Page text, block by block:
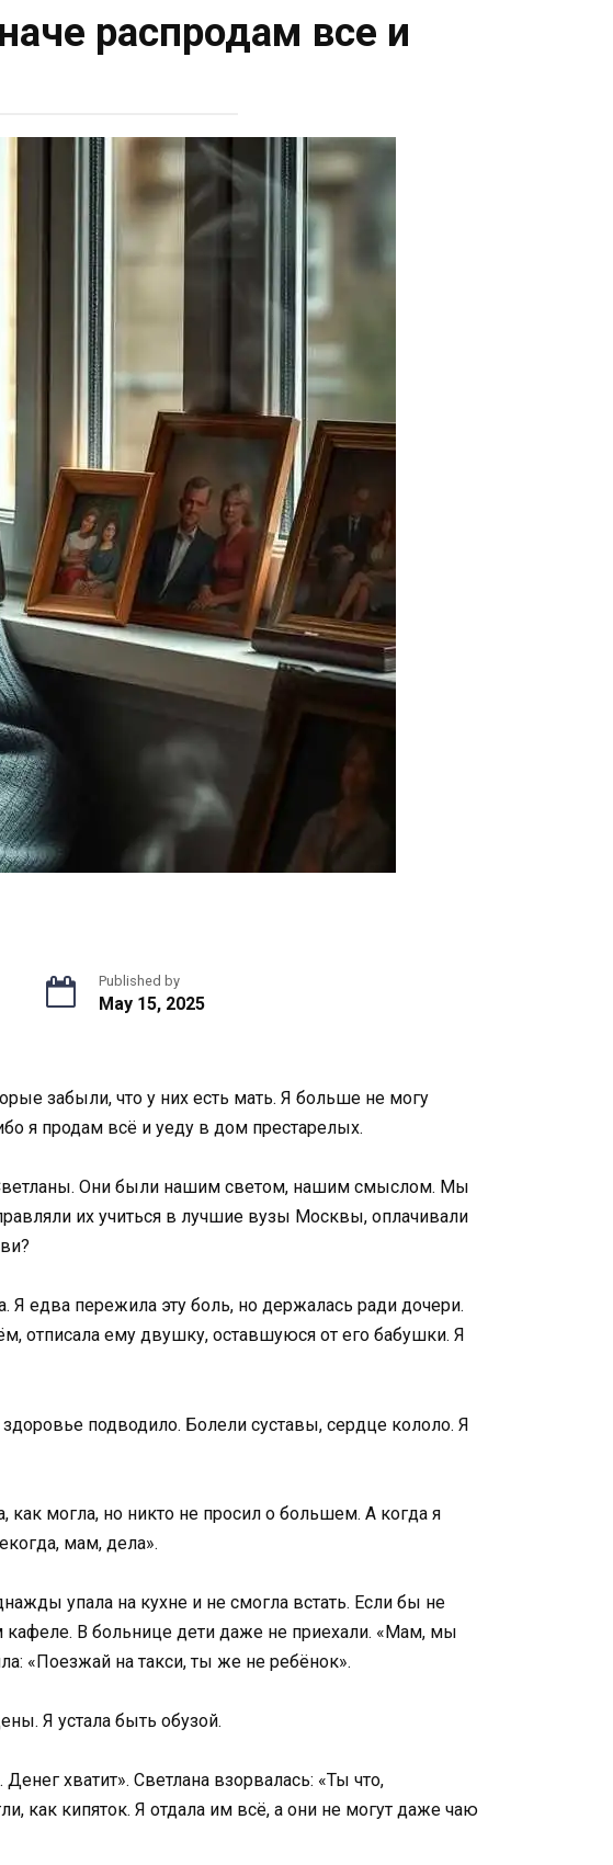
распродам все и
Published by
May 15, 2025
забыли, что у них есть мать. Я больше не могу
я продам всё и уеду в дом престарелых.
Они были нашим светом, нашим смыслом. Мы
их учиться в лучшие вузы Москвы, оплачивали
едва пережила эту боль, но держалась ради дочери.
отписала ему двушку, оставшуюся от его бабушки. Я
подводило. Болели суставы, сердце кололо. Я
могла, но никто не просил о большем. А когда я
мам, дела».
упала на кухне и не смогла встать. Если бы не
кафеле. В больнице дети даже не приехали. «Мам, мы
«Поезжай на такси, ты же не ребёнок».
Я устала быть обузой.
хватит». Светлана взорвалась: «Ты что,
как кипяток. Я отдала им всё, а они не могут даже чаю